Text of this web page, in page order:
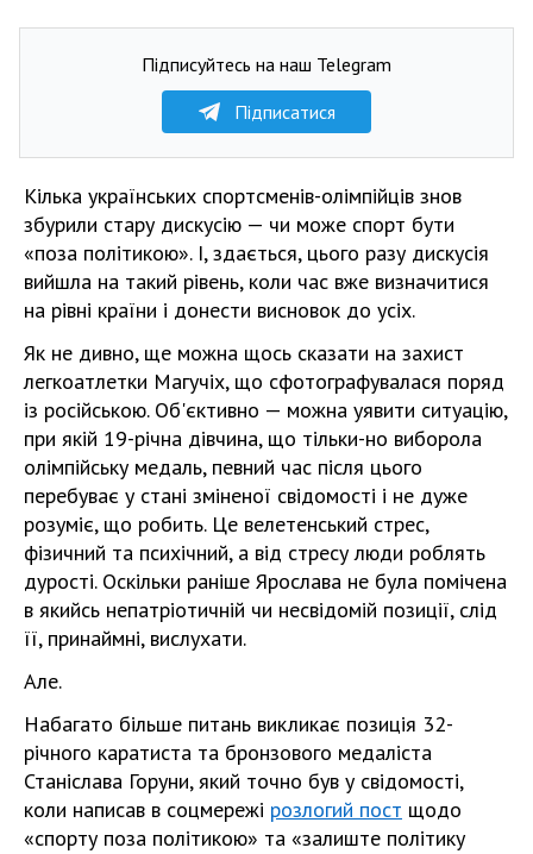
Підписуйтесь на наш Telegram
Підписатися
Кілька українських спортсменів-олімпійців знов
збурили стару дискусію — чи може спорт бути
«поза політикою». І, здається, цього разу дискусія
вийшла на такий рівень, коли час вже визначитися
на рівні країни і донести висновок до усіх.
Як не дивно, ще можна щось сказати на захист
легкоатлетки Магучіх, що сфотографувалася поряд
із російською. Об'єктивно — можна уявити ситуацію,
при якій 19-річна дівчина, що тільки-но виборола
олімпійську медаль, певний час після цього
перебуває у стані зміненої свідомості і не дуже
розуміє, що робить. Це велетенський стрес,
фізичний та психічний, а від стресу люди роблять
дурості. Оскільки раніше Ярослава не була помічена
в якийсь непатріотичній чи несвідомій позиції, слід
її, принаймні, вислухати.
Але.
Набагато більше питань викликає позиція 32-
річного каратиста та бронзового медаліста
Станіслава Горуни, який точно був у свідомості,
коли написав в соцмережі розлогий пост щодо
«спорту поза політикою» та «залиште політику